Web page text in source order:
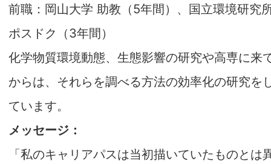
前職：岡山大学 助教（5年間）、国立環境研究
ポスドク（3年間）
化学物質環境動態、生態影響の研究や高専に来
からは、それらを調べる方法の効率化の研究を
ています。
メッセージ：
「私のキャリアパスは当初描いていたものとは